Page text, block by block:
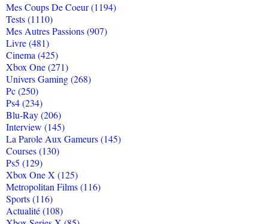
Mes Coups De Coeur (1194)
Tests (1110)
Mes Autres Passions (907)
Livre (481)
Cinema (425)
Xbox One (271)
Univers Gaming (268)
Pc (250)
Ps4 (234)
Blu-Ray (206)
Interview (145)
La Parole Aux Gameurs (145)
Courses (130)
Ps5 (129)
Xbox One X (125)
Metropolitan Films (116)
Sports (116)
Actualité (108)